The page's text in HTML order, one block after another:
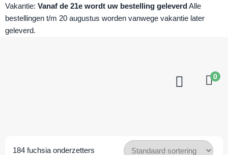
Vakantie: Vanaf de 21e wordt uw bestelling geleverdAlle
bestellingen t/m 20 augustus worden vanwege vakantie later
geleverd.
0
184 fuchsia onderzetters